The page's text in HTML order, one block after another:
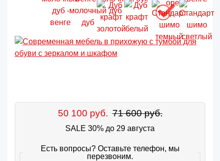
50 100 руб. 71 600 руб.
SALE 30% до 29 августа
Есть вопросы? Оставьте телефон, мы
перезвоним.